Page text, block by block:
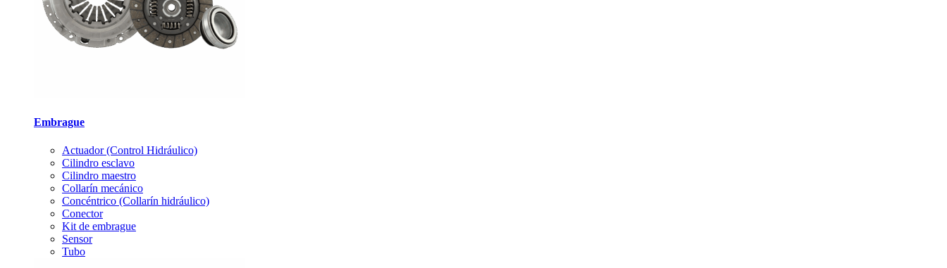
Embrague
Actuador (Control Hidráulico)
Cilindro esclavo
Cilindro maestro
Collarín mecánico
Concéntrico (Collarín hidráulico)
Conector
Kit de embrague
Sensor
Tubo